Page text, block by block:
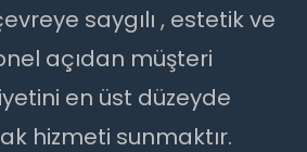
saygılı , estetik ve
açıdan müşteri
en üst düzeyde
hizmeti sunmaktır.